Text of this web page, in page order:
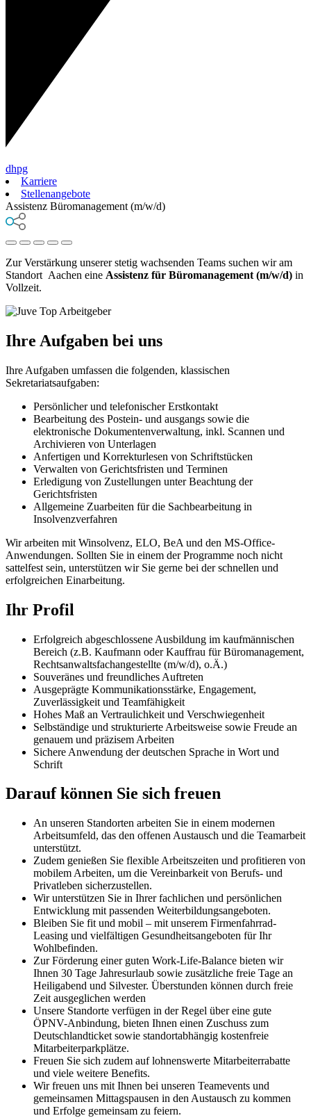
dhpg
Karriere
Stellenangebote
Assistenz Büromanagement (m/w/d)
Zur Verstärkung unserer stetig wachsenden Teams suchen wir am
Standort Aachen eine Assistenz für Büromanagement (m/w/d) in
Vollzeit.
Ihre Aufgaben bei uns
Ihre Aufgaben umfassen die folgenden, klassischen
Sekretariatsaufgaben:
Persönlicher und telefonischer Erstkontakt
Bearbeitung des Postein- und ausgangs sowie die
elektronische Dokumentenverwaltung, inkl. Scannen und
Archivieren von Unterlagen
Anfertigen und Korrekturlesen von Schriftstücken
Verwalten von Gerichtsfristen und Terminen
Erledigung von Zustellungen unter Beachtung der
Gerichtsfristen
Allgemeine Zuarbeiten für die Sachbearbeitung in
Insolvenzverfahren
Wir arbeiten mit Winsolvenz, ELO, BeA und den MS-Office-
Anwendungen. Sollten Sie in einem der Programme noch nicht
sattelfest sein, unterstützen wir Sie gerne bei der schnellen und
erfolgreichen Einarbeitung.
Ihr Profil
Erfolgreich abgeschlossene Ausbildung im kaufmännischen
Bereich (z.B. Kaufmann oder Kauffrau für Büromanagement,
Rechtsanwaltsfachangestellte (m/w/d), o.Ä.)
Souveränes und freundliches Auftreten
Ausgeprägte Kommunikationsstärke, Engagement,
Zuverlässigkeit und Teamfähigkeit
Hohes Maß an Vertraulichkeit und Verschwiegenheit
Selbständige und strukturierte Arbeitsweise sowie Freude an
genauem und präzisem Arbeiten
Sichere Anwendung der deutschen Sprache in Wort und
Schrift
Darauf können Sie sich freuen
An unseren Standorten arbeiten Sie in einem modernen
Arbeitsumfeld, das den offenen Austausch und die Teamarbeit
unterstützt.
Zudem genießen Sie flexible Arbeitszeiten und profitieren von
mobilem Arbeiten, um die Vereinbarkeit von Berufs- und
Privatleben sicherzustellen.
Wir unterstützen Sie in Ihrer fachlichen und persönlichen
Entwicklung mit passenden Weiterbildungsangeboten.
Bleiben Sie fit und mobil – mit unserem Firmenfahrrad-
Leasing und vielfältigen Gesundheitsangeboten für Ihr
Wohlbefinden.
Zur Förderung einer guten Work-Life-Balance bieten wir
Ihnen 30 Tage Jahresurlaub sowie zusätzliche freie Tage an
Heiligabend und Silvester. Überstunden können durch freie
Zeit ausgeglichen werden
Unsere Standorte verfügen in der Regel über eine gute
ÖPNV-Anbindung, bieten Ihnen einen Zuschuss zum
Deutschlandticket sowie standortabhängig kostenfreie
Mitarbeiterparkplätze.
Freuen Sie sich zudem auf lohnenswerte Mitarbeiterrabatte
und viele weitere Benefits.
Wir freuen uns mit Ihnen bei unseren Teamevents und
gemeinsamen Mittagspausen in den Austausch zu kommen
und Erfolge gemeinsam zu feiern.